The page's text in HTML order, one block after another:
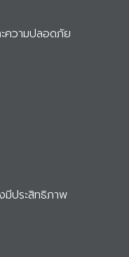
ความปลอดภัย
มีประสิทธิภาพ